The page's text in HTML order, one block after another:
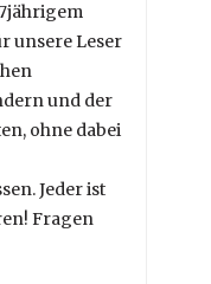
unsere Leser
und der
ohne dabei
Jeder ist
Fragen